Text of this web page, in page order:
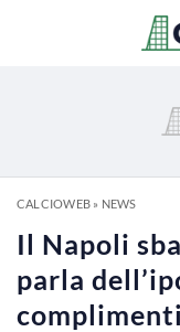
CALCIOWEB» NEWS
Il Napoli
parla